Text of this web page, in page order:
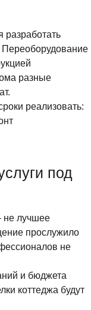
разработать
Переоборудование
разные
реализовать:
под
не лучшее
прослужило
не
и бюджета
коттеджа будут